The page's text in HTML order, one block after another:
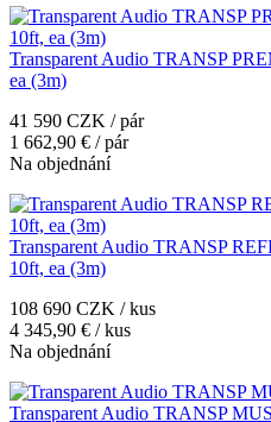
Transparent Audio TRANSP
ea (3m)
41 590 CZK / pár
1 662,90 € / pár
Na objednání
Transparent Audio TRANSP
10ft, ea (3m)
108 690 CZK / kus
4 345,90 € / kus
Na objednání
Transparent Audio TRANSP